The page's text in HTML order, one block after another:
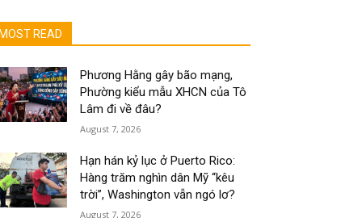
MOST READ
Phương Hằng gây bão mạng,
Phường kiểu mẫu XHCN của Tô
Lâm đi về đâu?
August 7, 2026
Hạn hán kỷ lục ở Puerto Rico:
Hàng trăm nghìn dân Mỹ “kêu
trời”, Washington vẫn ngó lơ?
August 7, 2026